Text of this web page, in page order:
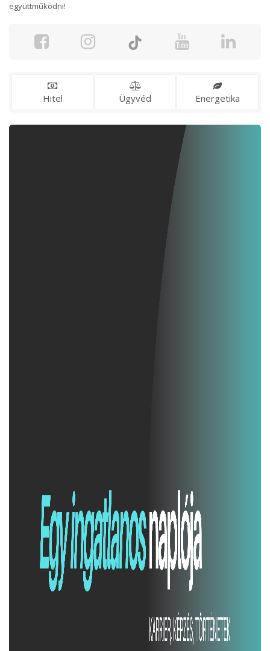
együttműködni!
Hitel Ügyvéd Energetika